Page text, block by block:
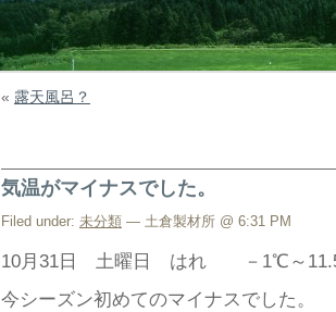
« 露天風呂？
気温がマイナスでした。
Filed under: 未分類 — 土倉製材所 @ 6:31 PM
10月31日 土曜日 はれ －1℃～
今シーズン初めてのマイナスでした。